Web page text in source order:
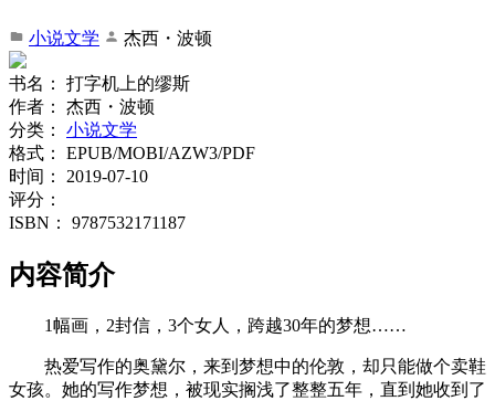
小说文学 杰西・波顿
书名：
打字机上的缪斯
作者：
杰西・波顿
分类：
小说文学
格式：
EPUB/MOBI/AZW3/PDF
时间：
2019-07-10
评分：
ISBN：
9787532171187
内容简介
1幅画，2封信，3个女人，跨越30年的梦想……
热爱写作的奥黛尔，来到梦想中的伦敦，却只能做个卖鞋
女孩。她的写作梦想，被现实搁浅了整整五年，直到她收到了